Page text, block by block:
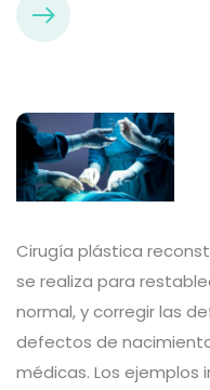
Cirugía plástica
se realiza para
normal, y corregir las
defectos de
médicas. Los ejemplos